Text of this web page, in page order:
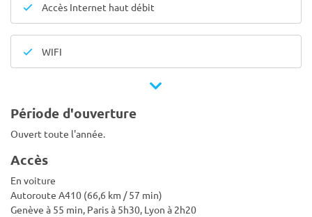
Accès Internet haut débit
WIFI
Période d'ouverture
Ouvert toute l'année.
Accès
En voiture
Autoroute A410 (66,6 km / 57 min)
Genève à 55 min, Paris à 5h30, Lyon à 2h20